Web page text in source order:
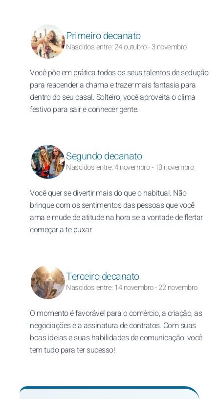
Primeiro decanato
Nascidos entre: 24 outubro - 3 novembro
Você põe em prática todos os seus talentos de sedução
para reacender a chama e trazer mais fantasia para
dentro do seu casal. Solteiro, você aproveita o clima
festivo para sair e conhecer gente.
Segundo decanato
Nascidos entre: 4 novembro - 13 novembro
Você quer se divertir mais do que o habitual. Não
brinque com os sentimentos das pessoas que você
ama e mude de atitude na hora se a vontade de flertar
começar a te puxar.
Terceiro decanato
Nascidos entre: 14 novembro - 22 novembro
O momento é favorável para o comércio, a criação, as
negociações e a assinatura de contratos. Com suas
boas ideias e suas habilidades de comunicação, você
tem tudo para ter sucesso!